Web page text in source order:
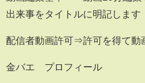
出来事をタイトルに明記します
配信者動画許可⇒許可を得て動
金バエ プロフィール